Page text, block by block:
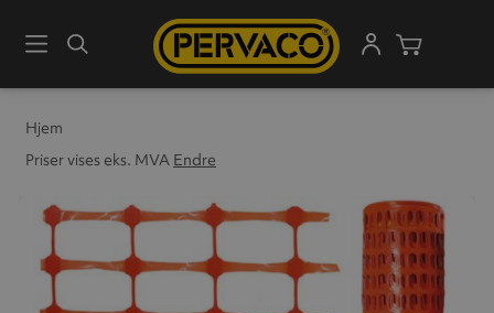
MenySøk
Hjem
Priser vises eks. MVA Endre